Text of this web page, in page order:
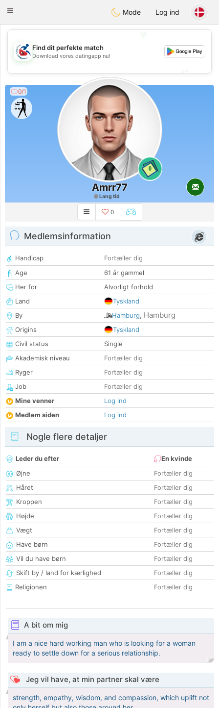
Handi Space
Toggle
Mode Log ind
💖
💕
Find dit perfekte match
Download vores datingapp nu!
0/1
0
Amrr77
Lang tid
0
Medlemsinformation
Handicap
Fortæller dig
Age
61 år gammel
Her for
Alvorligt forhold
Land
Tyskland
By
Hamburg, Hamburg
Origins
Tyskland
Civil status
Single
Akademisk niveau
Fortæller dig
Ryger
Fortæller dig
Job
Fortæller dig
Mine venner
Log ind
Medlem siden
Log ind
Nogle flere detaljer
Leder du efter
En kvinde
Øjne
Fortæller dig
Håret
Fortæller dig
Kroppen
Fortæller dig
Højde
Fortæller dig
Vægt
Fortæller dig
Have børn
Fortæller dig
Vil du have børn
Fortæller dig
Skift by / land for kærlighed
Fortæller dig
Religionen
Fortæller dig
A bit om mig
I am a nice hard working man who is looking for a woman
ready to settle down for a serious relationship.
Jeg vil have, at min partner skal være
strength, empathy, wisdom, and compassion, which uplift not